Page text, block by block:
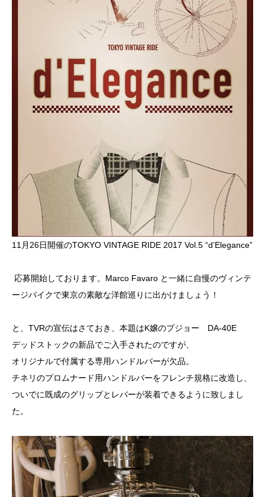
11月26日開催のTOKYO VINTAGE RIDE 2017 Vol.5 “d’Elegance”
応募開始しております。Marco Favaro と一緒に自慢のヴィンテ
ージバイクで東京の素敵な洋館巡りに出かけましょう！
と、TVRの宣伝はさておき、本題はK嬢のプジョー DA-40E
デッドストックの新品でご入手されたのですが、
オリジナルで付属する専用ハンドルバーが欠品。
チネリのプロムナード用ハンドルバーをフレンチ規格に改造し、
ついでに既成のグリップとレバーが装着できるように致しまし
た。